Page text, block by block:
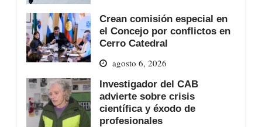
Crean comisión especial en
el Concejo por conflictos en
Cerro Catedral
agosto 6, 2026
Investigador del CAB
advierte sobre crisis
científica y éxodo de
profesionales